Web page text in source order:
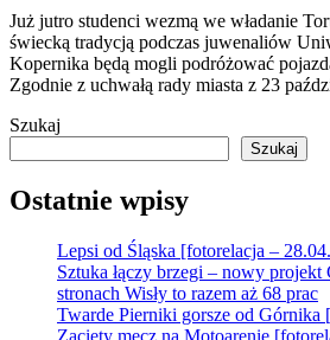
Już jutro studenci wezmą we władanie
świecką tradycją podczas juwenaliów
Kopernika będą mogli podróżować
Zgodnie z uchwałą rady miasta z 23
Szukaj
Szukaj
Ostatnie wpisy
Lepsi od Śląska [fotorelacja –
Sztuka łączy brzegi – nowy projekt
stronach Wisły to razem aż 68 prac
Twarde Pierniki gorsze od Górnika
Zacięty mecz na Motoarenie